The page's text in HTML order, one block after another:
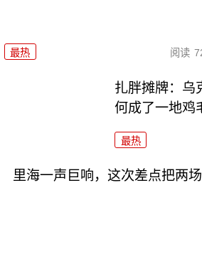
最热 阅读
扎胖摊牌：乌
何成了一地鸡
最热
里海一声巨响，这次差点把两